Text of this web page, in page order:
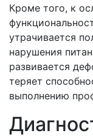
Кроме того, к
утрачивается
нарушения
развивается
теряет
выполнению